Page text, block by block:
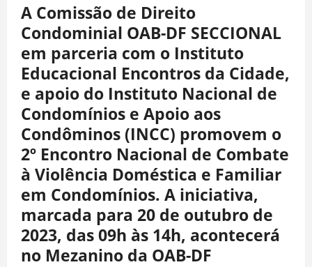
A Comissão de Direito
Condominial OAB-DF SECCIONAL
em parceria com o Instituto
Educacional Encontros da Cidade,
e apoio do Instituto Nacional de
Condomínios e Apoio aos
Condôminos (INCC) promovem o
2º Encontro Nacional de Combate
à Violência Doméstica e Familiar
em Condomínios. A iniciativa,
marcada para 20 de outubro de
2023, das 09h às 14h, acontecerá
no Mezanino da OAB-DF